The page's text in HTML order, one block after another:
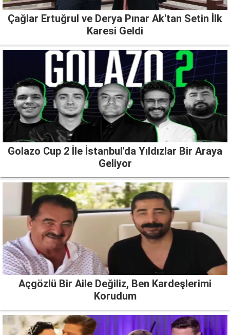
Çağlar Ertuğrul ve Derya Pınar Ak'tan Setin İlk
Karesi Geldi
Golazo Cup 2 İle İstanbul'da Yıldızlar Bir Araya
Geliyor
Açgözlü Bir Aile Değiliz, Ben Kardeşlerimi
Korudum